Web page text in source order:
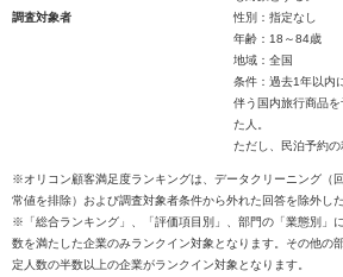
調査対象者
性別：指定なし
年齢：18～84歳
地域：全国
条件：過去1年以内
伴う国内旅行商品
た人。
ただし、民泊予約の
※オリコン顧客満足度ランキングは、データクリーニング（
常値を排除）および調査対象者条件から外れた回答を除外し
※「総合ランキング」、「評価項目別」、部門の「業態別」
数を満たした企業のみランクイン対象となります。その他の
定人数の半数以上の企業がランクイン対象となります。